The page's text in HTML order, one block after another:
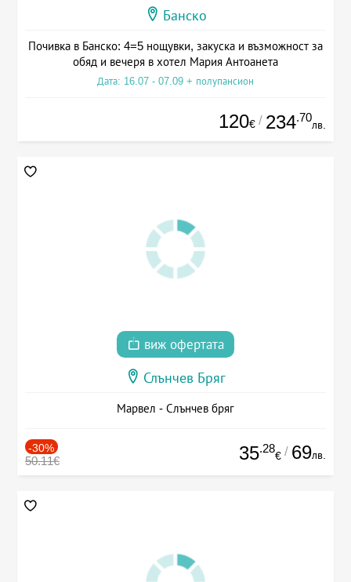
Банско
Почивка в Банско: 4=5 нощувки, закуска и възможност за
обяд и вечеря в хотел Мария Антоанета
Дата: 16.07 - 07.09 + полупансион
120€ / 234.70
лв.
виж офертата
Слънчев Бряг
Марвел - Слънчев бряг
-30%
50.11€ 35.28
€ / 69лв.